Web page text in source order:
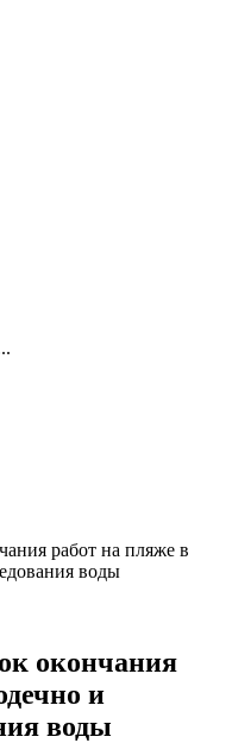
работ на пляже в
воды
окончания
и
воды